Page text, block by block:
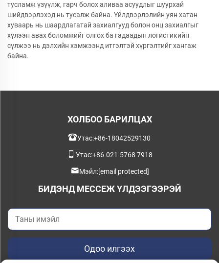
тусламж үзүүлж, гарч болох аливаа асуудлыг шуурхай
шийдвэрлэхэд нь тусалж байна. Үйлдвэрлэлийн уян хатан
хуваарь нь шаардлагатай захиалгууд болон онц захиалгыг
хүлээн авах боломжийг олгох ба гадаадын логистикийн
сүлжээ нь дэлхийн хэмжээнд итгэлтэй хүргэлтийг хангаж
байна.
ХОЛБОО БАРИЛЦАХ
Утас:+86-18042529130
Утас:+86-021-5768 7918
Мэйл:[email protected]
БИДЭНД МЕССЕЖ ҮЛДЭЭГЭЭРЭЙ
Одоо илгээх